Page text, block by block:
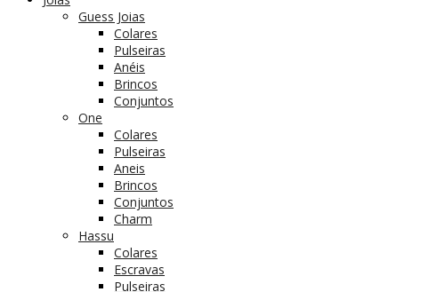
Guess Joias
Colares
Pulseiras
Anéis
Brincos
Conjuntos
One
Colares
Pulseiras
Aneis
Brincos
Conjuntos
Charm
Hassu
Colares
Escravas
Pulseiras